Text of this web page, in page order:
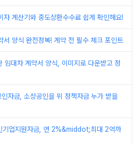
자 계산기와 중도상환수수료 쉽게 확인해요!
서 양식 완전정복! 계약 전 필수 체크 포인트
대차 계약서 양식, 이미지로 다운받고 정
인자금, 소상공인을 위 정책자금 누가 받을
업지원자금, 연 2%&middot;최대 2억까